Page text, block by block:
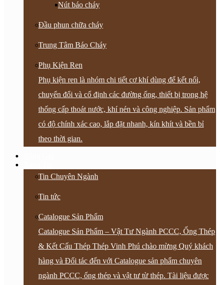
Nút báo cháy
Đầu phun chữa cháy
Trung Tâm Báo Cháy
Phụ Kiện Ren
Phụ kiện ren là nhóm chi tiết cơ khí dùng để kết nối,
chuyển đổi và cố định các đường ống, thiết bị trong hệ
thống cấp thoát nước, khí nén và công nghiệp. Sản phẩm
có độ chính xác cao, lắp đặt nhanh, kín khít và bền bỉ
theo thời gian.
Tin Chuyên Ngành
Tin tức
Catalogue Sản Phẩm
Catalogue Sản Phẩm – Vật Tư Ngành PCCC, Ống Thép
& Kết Cấu Thép Thép Vinh Phú chào mừng Quý khách
hàng và Đối tác đến với Catalogue sản phẩm chuyên
ngành PCCC, ống thép và vật tư từ thép. Tài liệu được